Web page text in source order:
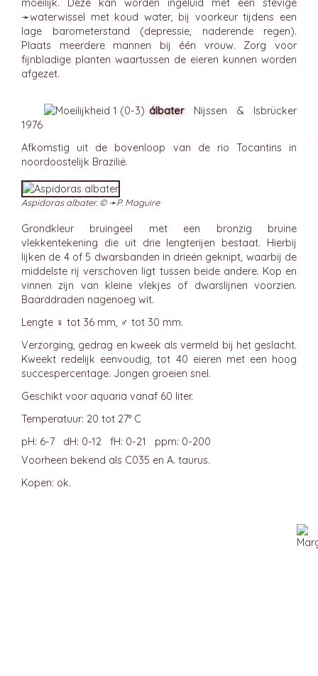
moeilijk. Deze kan worden ingeluid met een stevige
➛waterwissel met koud water, bij voorkeur tijdens een
lage barometerstand (depressie, naderende regen).
Plaats meerdere mannen bij één vrouw. Zorg voor
fijnbladige planten waartussen de eieren kunnen worden
afgezet.
álbater Nijssen & Isbrücker
1976
Afkomstig uit de bovenloop van de rio Tocantins in
noordoostelijk Brazilië.
Aspidoras albater. © ➛P. Maguire
Grondkleur bruingeel met een bronzig bruine
vlekkentekening die uit drie lengterijen bestaat. Hierbij
lijken de 4 of 5 dwarsbanden in drieën geknipt, waarbij de
middelste rij verschoven ligt tussen beide andere. Kop en
vinnen zijn van kleine vlekjes of dwarslijnen voorzien.
Baarddraden nagenoeg wit.
Lengte ♀ tot 36 mm, ♂ tot 30 mm.
Verzorging, gedrag en kweek als vermeld bij het geslacht.
Kweekt redelijk eenvoudig, tot 40 eieren met een hoog
succespercentage. Jongen groeien snel.
Geschikt voor aquaria vanaf 60 liter.
Temperatuur: 20 tot 27° C
pH: 6-7 dH: 0-12 fH: 0-21 ppm: 0-200
Voorheen bekend als C035 en A. taurus.
Kopen: ok.